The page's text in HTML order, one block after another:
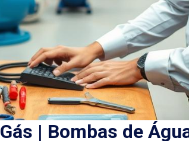
| Bombas de